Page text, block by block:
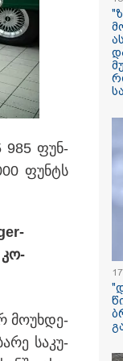
ფერმერი გახდა
"ჩემი
ტიპია" - ვინ
ცხოვრობს
მეტსახელის
პოპულარული
რეალურ
"ბავშვობიდან
ფანატიკურად
შეყვარებული
შეყვარებული
დედამიწაზე
წარმოშობის
არსებული
თავდაყირა
აღმოაჩინეს
985 ფუნ­
ფუნტს
კო­
მო­უხ­დე­
სა­კუ­